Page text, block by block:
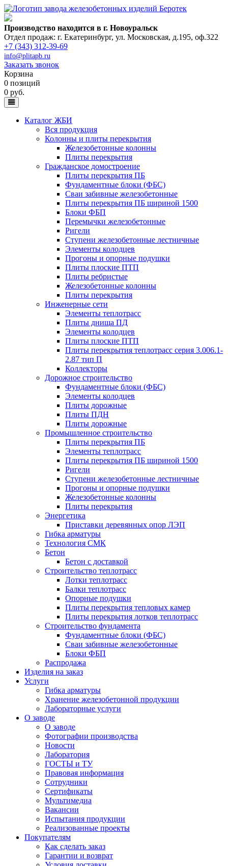
Производство находится в г. Новоуральск
Отдел продаж: г. Екатеринбург, ул. Московская, д.195, оф.322
+7 (343) 312-39-69
info@plitapb.ru
Заказать звонок
Корзина
0 позиций
0 руб.
Каталог ЖБИ
Вся продукция
Колонны и плиты перекрытия
Железобетонные колонны
Плиты перекрытия
Гражданское домостроение
Плиты перекрытия ПБ
Фундаментные блоки (ФБС)
Сваи забивные железобетонные
Плиты перекрытия ПБ шириной 1500
Блоки ФБП
Перемычки железобетонные
Ригели
Ступени железобетонные лестничные
Элементы колодцев
Прогоны и опорные подушки
Плиты плоские ПТП
Плиты ребристые
Железобетонные колонны
Плиты перекрытия
Инженерные сети
Элементы теплотрасс
Плиты днища ПД
Элементы колодцев
Плиты плоские ПТП
Плиты перекрытия теплотрасс серия 3.006.1-
2.87 тип П
Коллекторы
Дорожное строительство
Фундаментные блоки (ФБС)
Элементы колодцев
Плиты дорожные
Плиты ПДН
Плиты дорожные
Промышленное строительство
Плиты перекрытия ПБ
Элементы теплотрасс
Плиты перекрытия ПБ шириной 1500
Ригели
Ступени железобетонные лестничные
Прогоны и опорные подушки
Железобетонные колонны
Плиты перекрытия
Энергетика
Приставки деревянных опор ЛЭП
Гибка арматуры
Технология СМК
Бетон
Бетон с доставкой
Строительство теплотрасс
Лотки теплотрасс
Балки теплотрасс
Опорные подушки
Плиты перекрытия тепловых камер
Плиты перекрытия лотков теплотрасс
Строительство фундамента
Фундаментные блоки (ФБС)
Сваи забивные железобетонные
Блоки ФБП
Распродажа
Изделия на заказ
Услуги
Гибка арматуры
Хранение железобетонной продукции
Лабораторные услуги
О заводе
О заводе
Фотографии производства
Новости
Лаборатория
ГОСТЫ и ТУ
Правовая информация
Сотрудники
Сертификаты
Мультимедиа
Вакансии
Испытания продукции
Реализованные проекты
Покупателям
Как сделать заказ
Гарантии и возврат